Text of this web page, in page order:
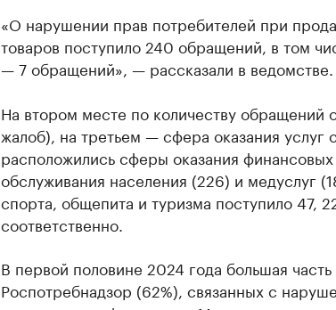
«О нарушении прав потребителей при
товаров поступило 240 обращений, в том
— 7 обращений», — рассказали в ведомстве.
На втором месте по количеству обращений
жалоб), на третьем — сфера оказания услуг
расположились сферы оказания
обслуживания населения (226) и медуслуг
спорта, общепита и туризма поступило 47,
соответственно.
В первой половине 2024 года большая
Роспотребнадзор (62%), связанных с